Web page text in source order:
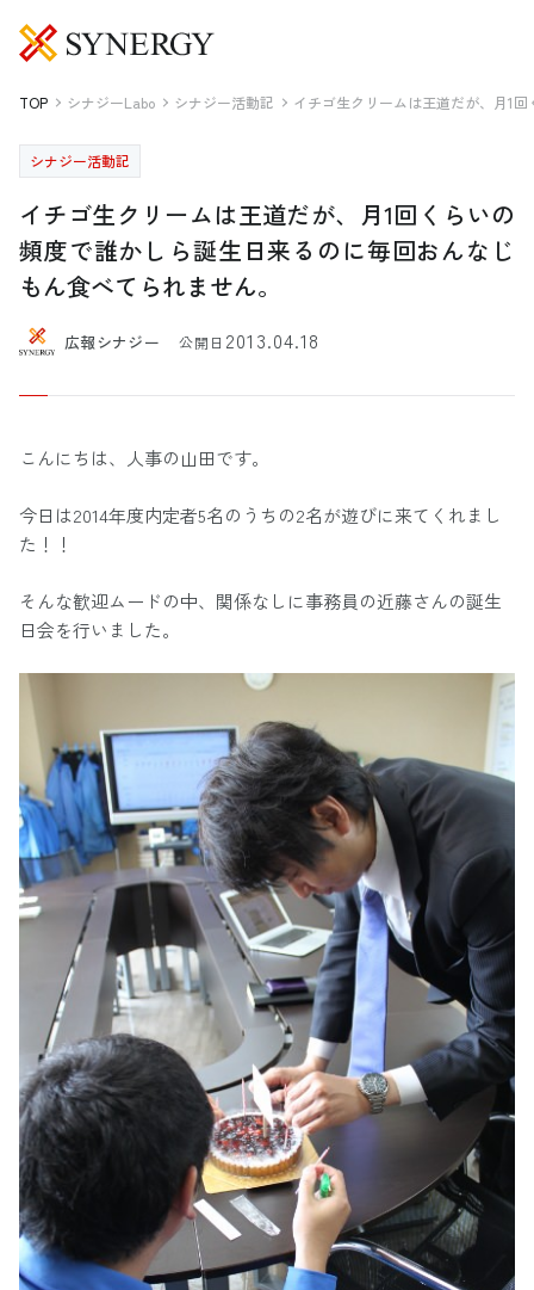
TOP シナジーLabo シナジー活動記 イチゴ生クリームは王道だが、月1
シナジー活動記
イチゴ生クリームは王道だが、月1回くらいの
頻度で誰かしら誕生日来るのに毎回おんなじ
もん食べてられません。
広報シナジー 公開日 2013.04.18
こんにちは、人事の山田です。
今日は2014年度内定者5名のうちの2名が遊びに来てくれまし
た！！
そんな歓迎ムードの中、関係なしに事務員の近藤さんの誕生
日会を行いました。